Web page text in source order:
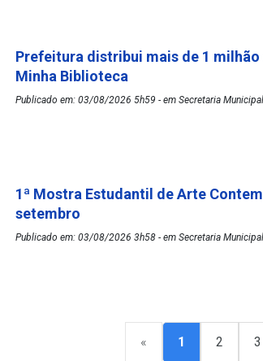
Prefeitura distribui mais de 1
Minha Biblioteca
Publicado em: 03/08/2026 5h59 - em Secretaria
1ª Mostra Estudantil de Arte
setembro
Publicado em: 03/08/2026 3h58 - em Secretaria
« 1 2 3